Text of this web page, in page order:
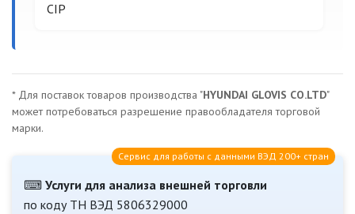
CIP
* Для поставок товаров производства "HYUNDAI GLOVIS CO.LTD"
может потребоваться разрешение правообладателя торговой
марки.
⌨ Услуги для анализа внешней торговли
по коду ТН ВЭД 5806329000
Сервис для работы с данными ВЭД 200+ стран